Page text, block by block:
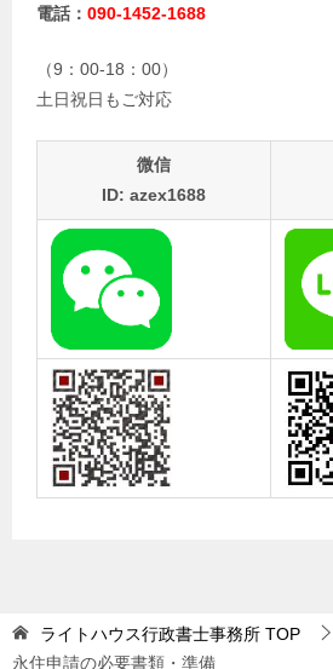
電話： 090-1452-1688
（9：00-18：00）
土日祝日もご対応
微信
ID: azex1688
ライトハウス行政書士事務所 TOP
永住申請の必要書類・準備